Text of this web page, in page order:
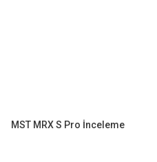
MST MRX S Pro İnceleme